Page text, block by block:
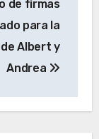
de firmas
para la
Albert y
Andrea